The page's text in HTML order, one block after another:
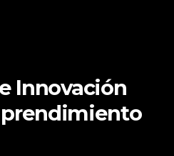
Innovación